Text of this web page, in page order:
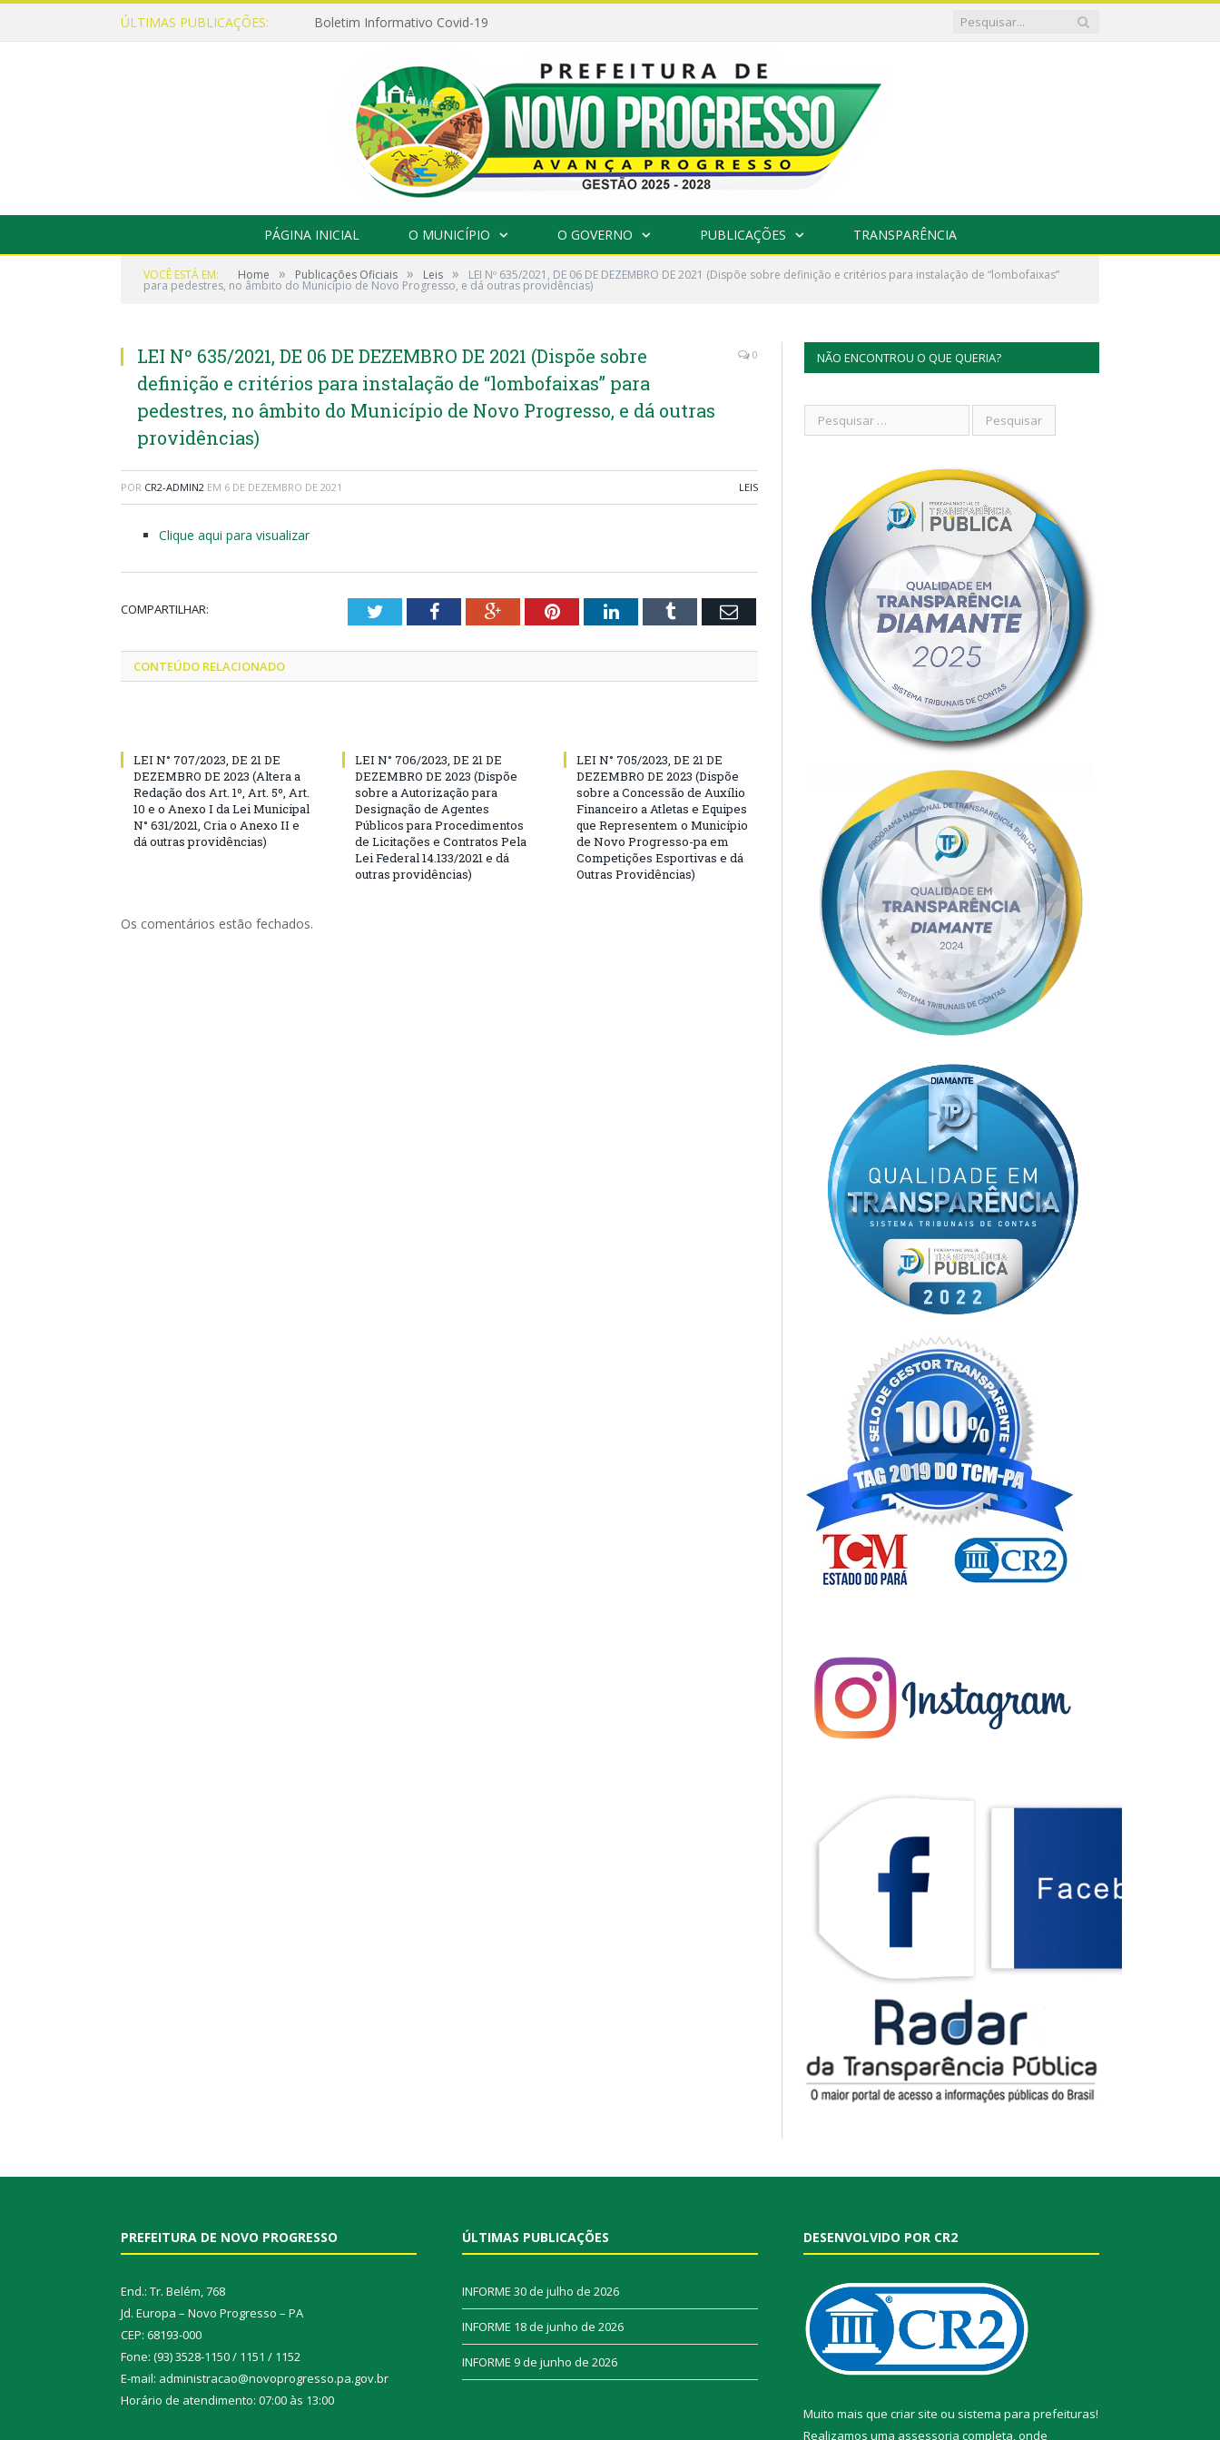
ÚLTIMAS PUBLICAÇÕES: Boletim Informativo Covid-19
PÁGINA INICIAL O MUNICÍPIO O GOVERNO PUBLICAÇÕES TRANSPARÊNCIA
VOCÊ ESTÁ EM: Home » Publicações Oficiais » Leis » LEI Nº 635/2021, DE 06 DE DEZEMBRO DE 2021 (Dispõe sobre definição e critérios para instalação de “lombofaixas”
para pedestres, no âmbito do Município de Novo Progresso, e dá outras providências)
LEI Nº 635/2021, DE 06 DE DEZEMBRO DE 2021 (Dispõe sobre
definição e critérios para instalação de “lombofaixas” para
pedestres, no âmbito do Município de Novo Progresso, e dá outras
providências)
0
POR CR2-ADMIN2 EM 6 DE DEZEMBRO DE 2021 LEIS
Clique aqui para visualizar
COMPARTILHAR: TwitterFacebookGoogle+PinterestLinkedInTumblr Email
CONTEÚDO RELACIONADO
LEI N° 707/2023, DE 21 DE
DEZEMBRO DE 2023 (Altera a
Redação dos Art. 1º, Art. 5º, Art.
10 e o Anexo I da Lei Municipal
N° 631/2021, Cria o Anexo II e
dá outras providências)
LEI N° 706/2023, DE 21 DE
DEZEMBRO DE 2023 (Dispõe
sobre a Autorização para
Designação de Agentes
Públicos para Procedimentos
de Licitações e Contratos Pela
Lei Federal 14.133/2021 e dá
outras providências)
LEI N° 705/2023, DE 21 DE
DEZEMBRO DE 2023 (Dispõe
sobre a Concessão de Auxílio
Financeiro a Atletas e Equipes
que Representem o Município
de Novo Progresso-pa em
Competições Esportivas e dá
Outras Providências)
Os comentários estão fechados.
NÃO ENCONTROU O QUE QUERIA?
PREFEITURA DE NOVO PROGRESSO
End.: Tr. Belém, 768
Jd. Europa – Novo Progresso – PA
CEP: 68193-000
Fone: (93) 3528-1150 / 1151 / 1152
E-mail: administracao@novoprogresso.pa.gov.br
Horário de atendimento: 07:00 às 13:00
ÚLTIMAS PUBLICAÇÕES
INFORME 30 de julho de 2026
INFORME 18 de junho de 2026
INFORME 9 de junho de 2026
DESENVOLVIDO POR CR2
Muito mais que criar site ou sistema para prefeituras!
Realizamos uma assessoria completa, onde